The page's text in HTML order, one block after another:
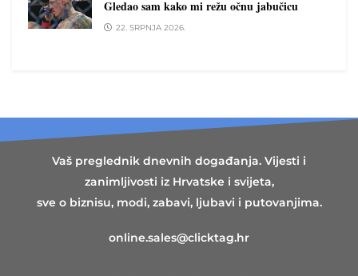
Gledao sam kako mi režu očnu jabučicu
22. SRPNJA 2026.
Vaš preglednik dnevnih događanja. Vijesti i
zanimljivosti iz Hrvatske i svijeta,
sve o biznisu, modi, zabavi, ljubavi i putovanjima.
online.sales@clicktag.hr